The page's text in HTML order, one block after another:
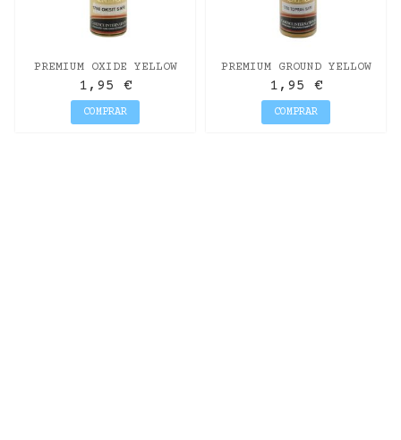
PREMIUM OXIDE YELLOW
70 ML.
1,95 €
COMPRAR
PREMIUM GROUND YELLOW
70 ML.
1,95 €
COMPRAR